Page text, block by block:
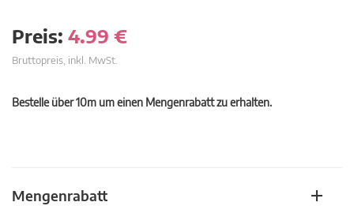
Preis: 4.99 €
Bruttopreis, inkl. MwSt.
Bestelle über 10m um einen Mengenrabatt zu erhalten.
Mengenrabatt